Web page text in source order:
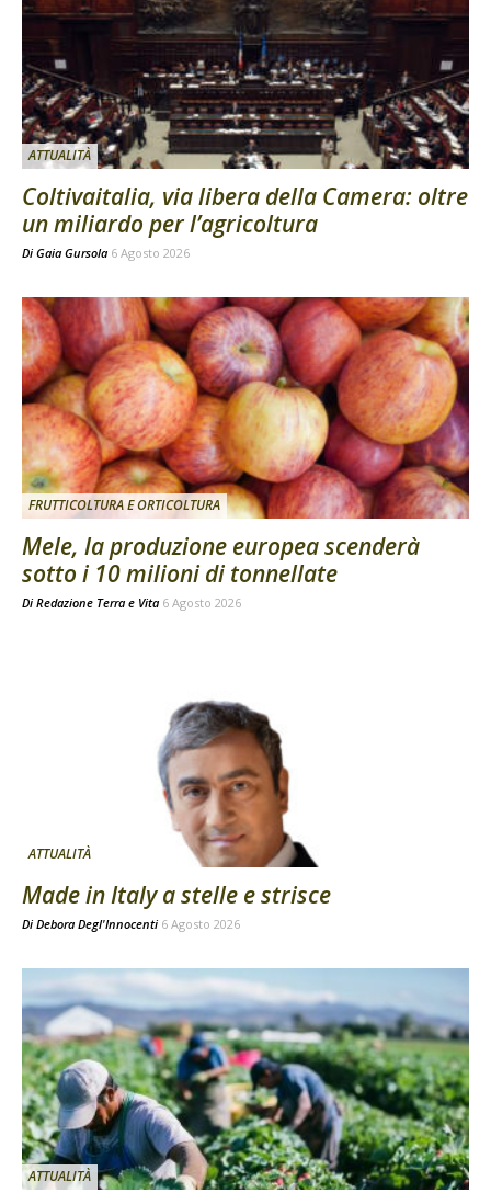
ATTUALITÀ
Coltivaitalia, via libera della Camera: oltre
un miliardo per l’agricoltura
Di Gaia Gursola 6 Agosto 2026
FRUTTICOLTURA E ORTICOLTURA
Mele, la produzione europea scenderà
sotto i 10 milioni di tonnellate
Di Redazione Terra e Vita 6 Agosto 2026
ATTUALITÀ
Made in Italy a stelle e strisce
Di Debora Degl'Innocenti 6 Agosto 2026
ATTUALITÀ